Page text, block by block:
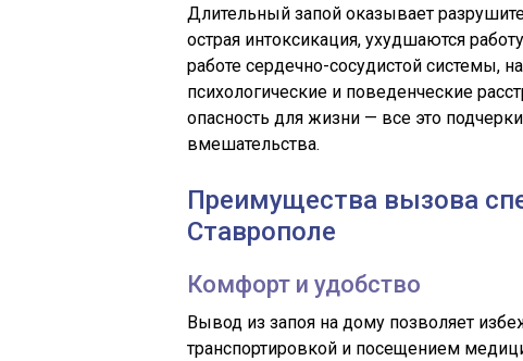
Длительный запой оказывает
острая интоксикация, ухудшаются
работе сердечно-сосудистой системы,
психологические и поведенческие
опасность для жизни — все это
вмешательства.
Преимущества вызова
Ставрополе
Комфорт и удобство
Вывод из запоя на дому позволяет
транспортировкой и посещением